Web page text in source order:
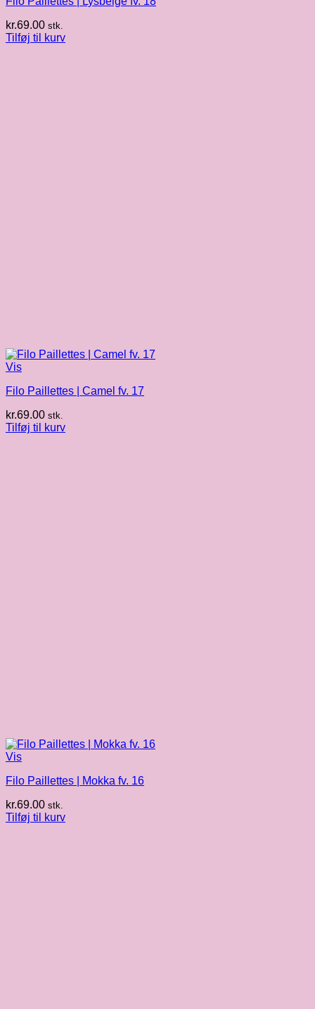
kr.69.00 stk.
Tilføj til kurv
Vis
Filo Paillettes | Camel fv. 17
kr.69.00 stk.
Tilføj til kurv
Vis
Filo Paillettes | Mokka fv. 16
kr.69.00 stk.
Tilføj til kurv